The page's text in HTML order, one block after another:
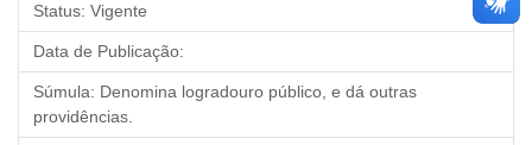
Status: Vigente
Data de Publicação:
Súmula: Denomina logradouro público, e dá outras
providências.